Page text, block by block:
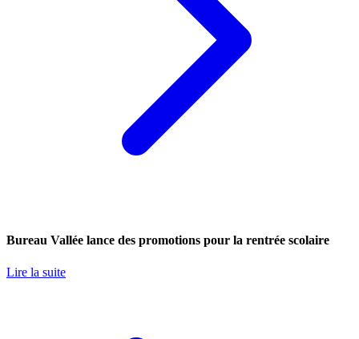
Bureau Vallée lance des promotions pour la rentrée scolaire
Lire la suite